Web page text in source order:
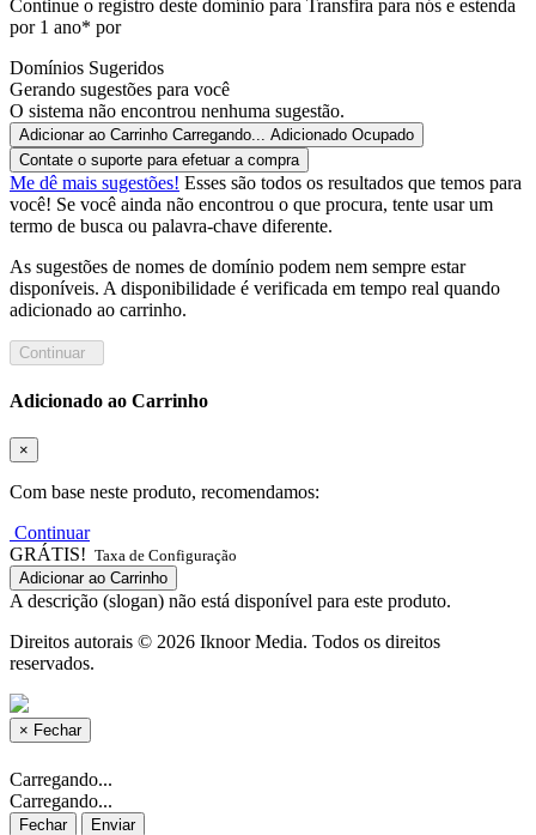
Continue o registro deste domínio para Transfira para nós e estenda
por 1 ano* por
Domínios Sugeridos
Gerando sugestões para você
O sistema não encontrou nenhuma sugestão.
Adicionar ao Carrinho Carregando... Adicionado Ocupado
Contate o suporte para efetuar a compra
Me dê mais sugestões! Esses são todos os resultados que temos para
você! Se você ainda não encontrou o que procura, tente usar um
termo de busca ou palavra-chave diferente.
As sugestões de nomes de domínio podem nem sempre estar
disponíveis. A disponibilidade é verificada em tempo real quando
adicionado ao carrinho.
Adicionado ao Carrinho
×
Com base neste produto, recomendamos:
Continuar
GRÁTIS! Taxa de Configuração
Adicionar ao Carrinho
A descrição (slogan) não está disponível para este produto.
Direitos autorais © 2026 Iknoor Media. Todos os direitos
reservados.
× Fechar
Carregando...
Carregando...
Fechar Enviar